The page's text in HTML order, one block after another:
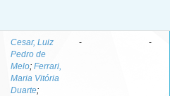
Cesar, Luiz
Pedro de
Melo; Ferrari,
Maria Vitória
Duarte;
- -